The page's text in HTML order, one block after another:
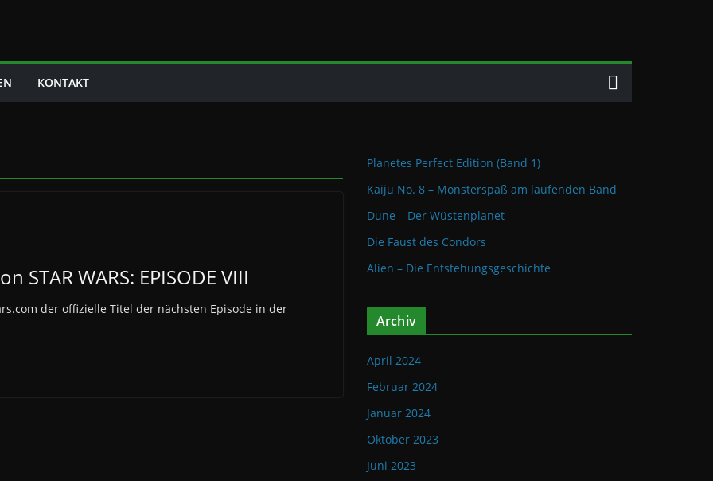
KONTAKT
STAR WARS: EPISODE VIII
der offizielle Titel der nächsten Episode in der
Planetes Perfect Edition (Band 1)
Kaiju No. 8 – Monsterspaß am laufenden Band
Dune – Der Wüstenplanet
Die Faust des Condors
Alien – Die Entstehungsgeschichte
Archiv
April 2024
Februar 2024
Januar 2024
Oktober 2023
Juni 2023